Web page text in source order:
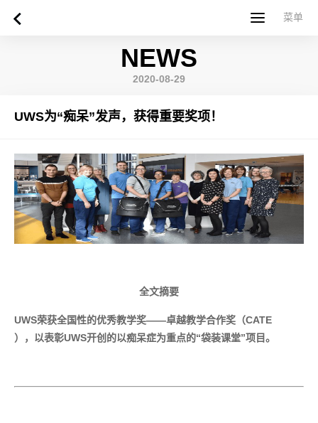
菜单
菜单
NEWS
2020-08-29
UWS为“痴呆”发声，获得重要奖项！
全文摘要
UWS荣获全国性的优秀教学奖——卓越教学合作奖（CATE
），以表彰UWS开创的以痴呆症为重点的“袋装课堂”项目。